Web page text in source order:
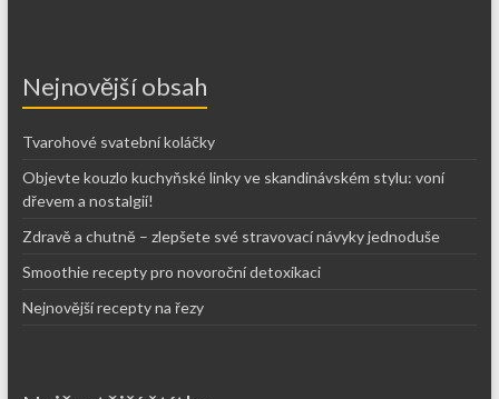
Nejnovější obsah
Tvarohové svatební koláčky
Objevte kouzlo kuchyňské linky ve skandinávském stylu: voní
dřevem a nostalgií!
Zdravě a chutně – zlepšete své stravovací návyky jednoduše
Smoothie recepty pro novoroční detoxikaci
Nejnovější recepty na řezy